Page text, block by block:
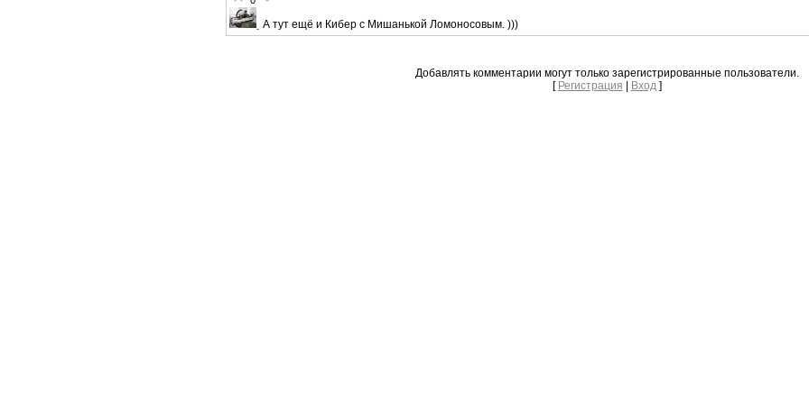
А тут ещё и Кибер с Мишанькой Ломоносовым. )))
Добавлять комментарии могут только зарегистрированные пользователи.
[ Регистрация Вход]